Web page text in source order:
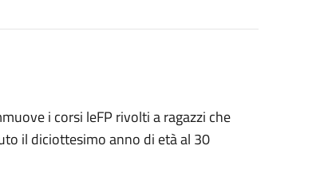
i corsi leFP rivolti a ragazzi che
il diciottesimo anno di età al 30